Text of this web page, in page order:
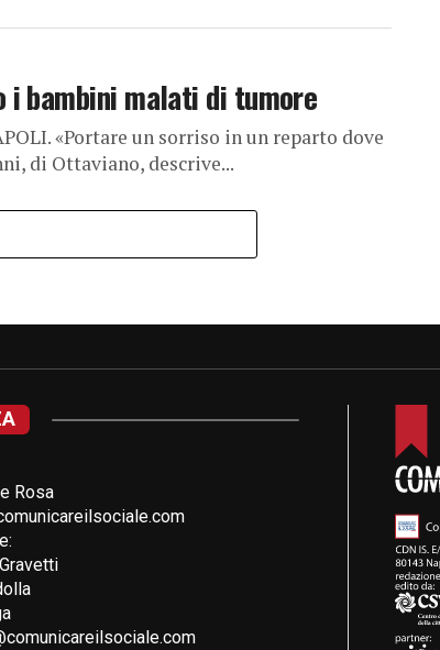
i bambini malati di tumore
«Portare un sorriso in un reparto dove
di Ottaviano, descrive...
Rosa